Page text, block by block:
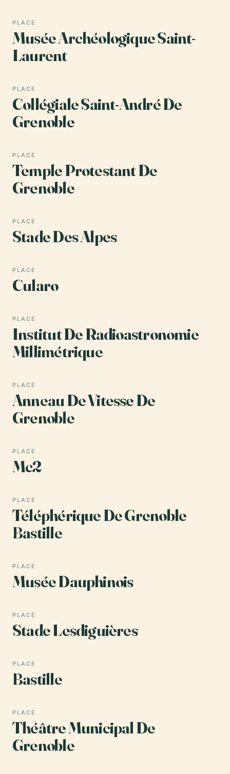
PLACE
Musée Archéologique Saint-
Laurent
PLACE
Collégiale Saint-André De
Grenoble
PLACE
Temple Protestant De
Grenoble
PLACE
Stade Des Alpes
PLACE
Cularo
PLACE
Institut De Radioastronomie
Millimétrique
PLACE
Anneau De Vitesse De
Grenoble
PLACE
Mc2
PLACE
Téléphérique De Grenoble
Bastille
PLACE
Musée Dauphinois
PLACE
Stade Lesdiguières
PLACE
Bastille
PLACE
Théâtre Municipal De
Grenoble